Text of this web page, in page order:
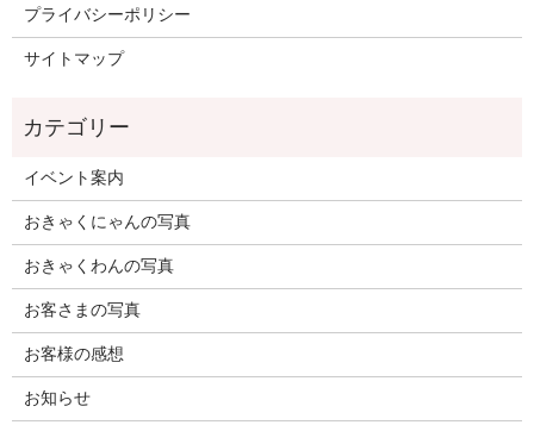
プライバシーポリシー
サイトマップ
イベント案内
おきゃくにゃんの写真
おきゃくわんの写真
お客さまの写真
お客様の感想
お知らせ